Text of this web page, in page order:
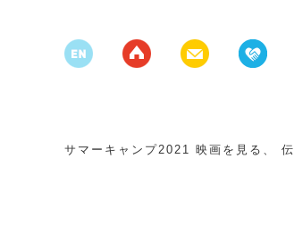
サマーキャンプ2021 映画を見る、